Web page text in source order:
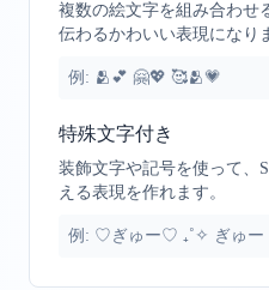
複数の絵文字を組み合わせ
伝わるかわいい表現になり
例: 🫂💕 🤗💖 🥰🫂💗
特殊文字付き
装飾文字や記号を使って、
える表現を作れます。
例: ♡ぎゅー♡ ₊˚✧ ぎゅー